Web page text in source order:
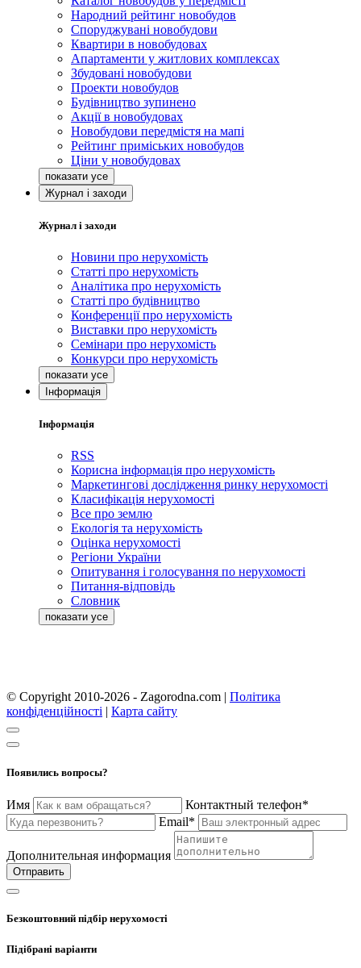
Народний рейтинг новобудов
Споруджувані новобудови
Квартири в новобудовах
Апартаменти у житлових комплексах
Збудовані новобудови
Проекти новобудов
Будівництво зупинено
Акції в новобудовах
Новобудови передмістя на мапі
Рейтинг приміських новобудов
Ціни у новобудовах
Журнал і заходи
Журнал і заходи
Новини про нерухомість
Статті про нерухомість
Аналітика про нерухомість
Статті про будівництво
Конференції про нерухомість
Виставки про нерухомість
Семінари про нерухомість
Конкурси про нерухомість
Інформація
Інформація
RSS
Корисна інформація про нерухомість
Маркетингові дослідження ринку нерухомості
Класифікація нерухомості
Все про землю
Екологія та нерухомість
Оцінка нерухомості
Регіони України
Опитування і голосування по нерухомості
Питання-відповідь
Словник
© Copyright 2010-2026 - Zagorodna.com | Політика
конфіденційності | Карта сайту
Появились вопросы?
Имя
Контактный телефон*
Email*
Дополнительная информация
Отправить
Безкоштовний підбір нерухомості
Підібрані варіанти